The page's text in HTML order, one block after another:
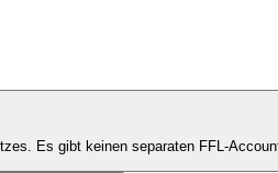
Es gibt keinen separaten FFL-